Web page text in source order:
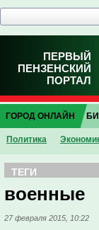
ПЕРВЫЙ
ПЕНЗЕНСКИЙ
ПОРТАЛ
ГОРОД ОНЛАЙН
Политика
ТЕГИ
военные
27 февраля 2015, 10:22